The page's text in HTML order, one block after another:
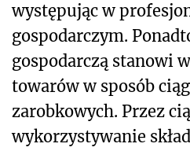
występując w
gospodarczym.
gospodarczą stanowi
towarów w sposób
zarobkowych. Przez
wykorzystywanie